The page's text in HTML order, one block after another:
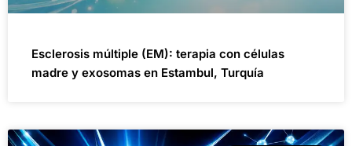
Esclerosis múltiple (EM): terapia con células
madre y exosomas en Estambul, Turquía